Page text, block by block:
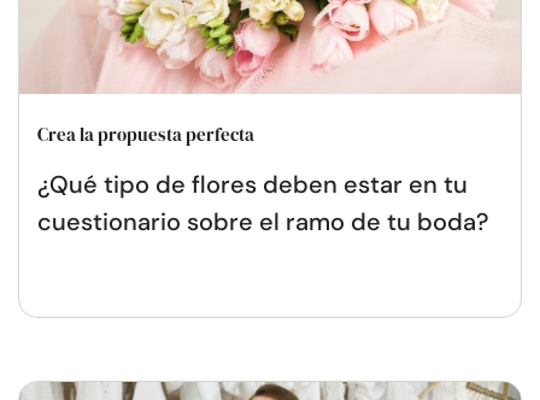
Crea la propuesta perfecta
¿Qué tipo de flores deben estar en tu
cuestionario sobre el ramo de tu boda?